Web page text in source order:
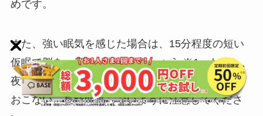
めです。
また、強い眠気を感じた場合は、15分程度の短い
仮眠で脳を一度リセットしましょう ※1。ただし、
夜の睡眠を妨げないためにも、仮眠は15時までに
おこない、長時間眠らないように注意してくださ